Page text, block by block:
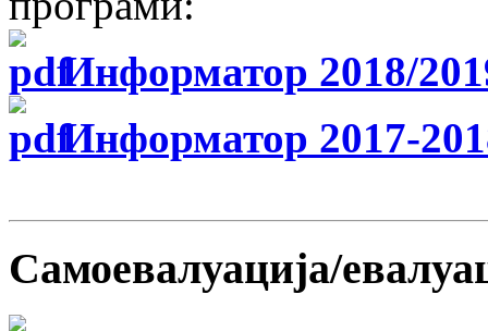
Информатор 2018/
Информатор 2017-
Самоевалуација/